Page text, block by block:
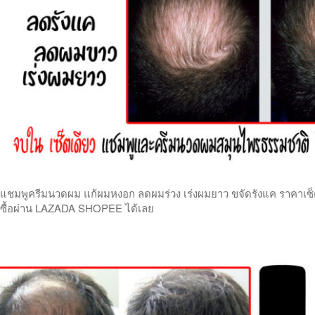
แชมพูครีมนวดผม แก้ผมหงอก ลดผมร่วง เร่งผมยาว ขจัดรังแค ราคาเ
ซื้อผ่าน LAZADA SHOPEE ได้เลย